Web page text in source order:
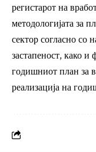
регистарот на
методологијата за
сектор согласно со
застапеност, како
годишниот план за
реализација на